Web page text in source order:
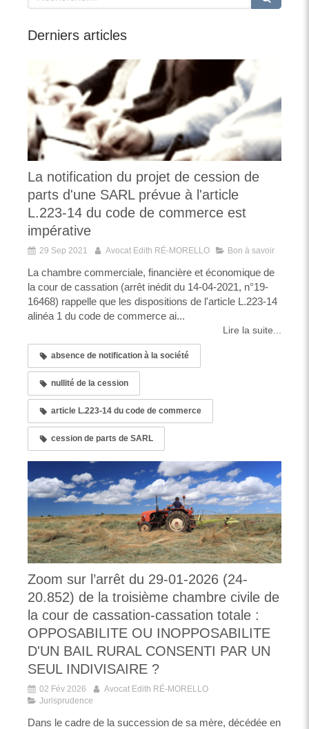
Derniers articles
La notification du projet de cession de
parts d'une SARL prévue à l'article
L.223-14 du code de commerce est
impérative
29 Sep 2021 Avocat Edith RÉ-MORELLO Bon à savoir
La chambre commerciale, financière et économique de
la cour de cassation (arrêt inédit du 14-04-2021, n°19-
16468) rappelle que les dispositions de l'article L.223-14
alinéa 1 du code de commerce ai...
Lire la suite...
absence de notification à la société
nullité de la cession
article L.223-14 du code de commerce
cession de parts de SARL
Zoom sur l’arrêt du 29-01-2026 (24-
20.852) de la troisième chambre civile de
la cour de cassation-cassation totale :
OPPOSABILITE OU INOPPOSABILITE
D'UN BAIL RURAL CONSENTI PAR UN
SEUL INDIVISAIRE ?
02 Fév 2026
Avocat Edith RÉ-MORELLO
Jurisprudence
Dans le cadre de la succession de sa mère, décédée en